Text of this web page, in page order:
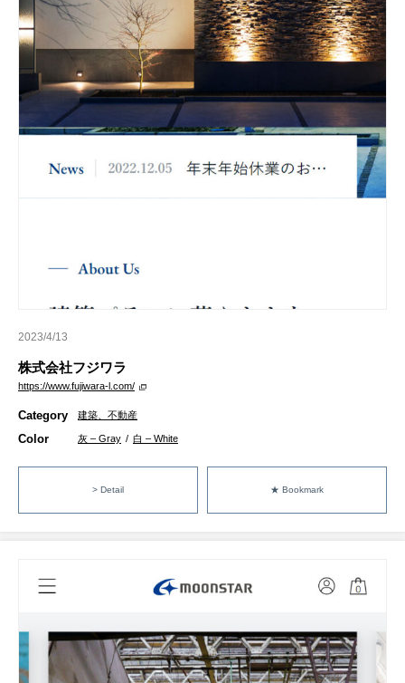
2023/4/13
株式会社フジワラ
https://www.fujiwara-l.com/
Category 建築、不動産
Color 灰 – Gray / 白 – White
> Detail ★ Bookmark